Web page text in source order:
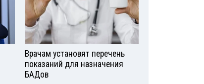
Врачам установят перечень
показаний для назначения
БАДов